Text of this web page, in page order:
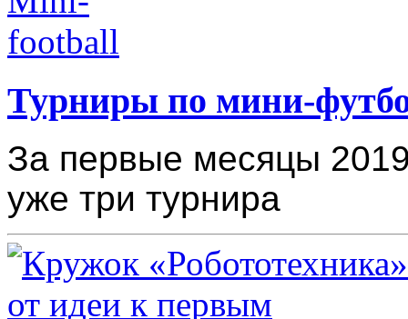
Турниры по мини-
За первые месяцы
уже три турнира